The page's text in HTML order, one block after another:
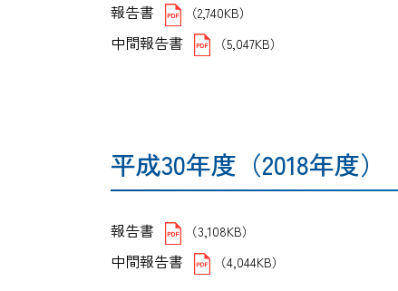
報告書 （2,740KB）
中間報告書 （5,047KB）
平成30年度（2018年度）
報告書 （3,108KB）
中間報告書 （4,044KB）